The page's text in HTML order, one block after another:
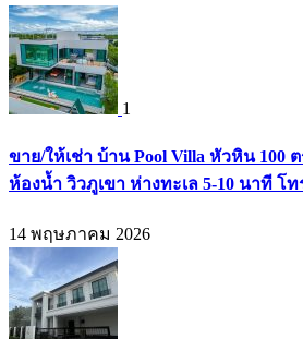
1
ขาย/ให้เช่า บ้าน Pool Villa หัวหิน 100
ห้องน้ำ วิวภูเขา ห่างทะเล 5-10 นาที โท
14 พฤษภาคม 2026